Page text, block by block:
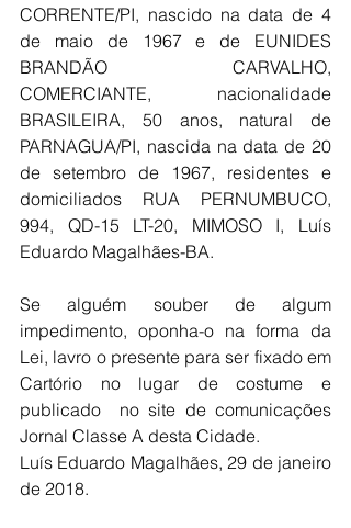
CORRENTE/PI, nascido na data de 4
de maio de 1967 e de EUNIDES
BRANDÃO CARVALHO,
COMERCIANTE, nacionalidade
BRASILEIRA, 50 anos, natural de
PARNAGUA/PI, nascida na data de 20
de setembro de 1967, residentes e
domiciliados RUA PERNUMBUCO,
994, QD-15 LT-20, MIMOSO I, Luís
Eduardo Magalhães-BA.
Se alguém souber de algum
impedimento, oponha-o na forma da
Lei, lavro o presente para ser fixado em
Cartório no lugar de costume e
publicado  no site de comunicações
Jornal Classe A desta Cidade.
Luís Eduardo Magalhães, 29 de janeiro
de 2018.